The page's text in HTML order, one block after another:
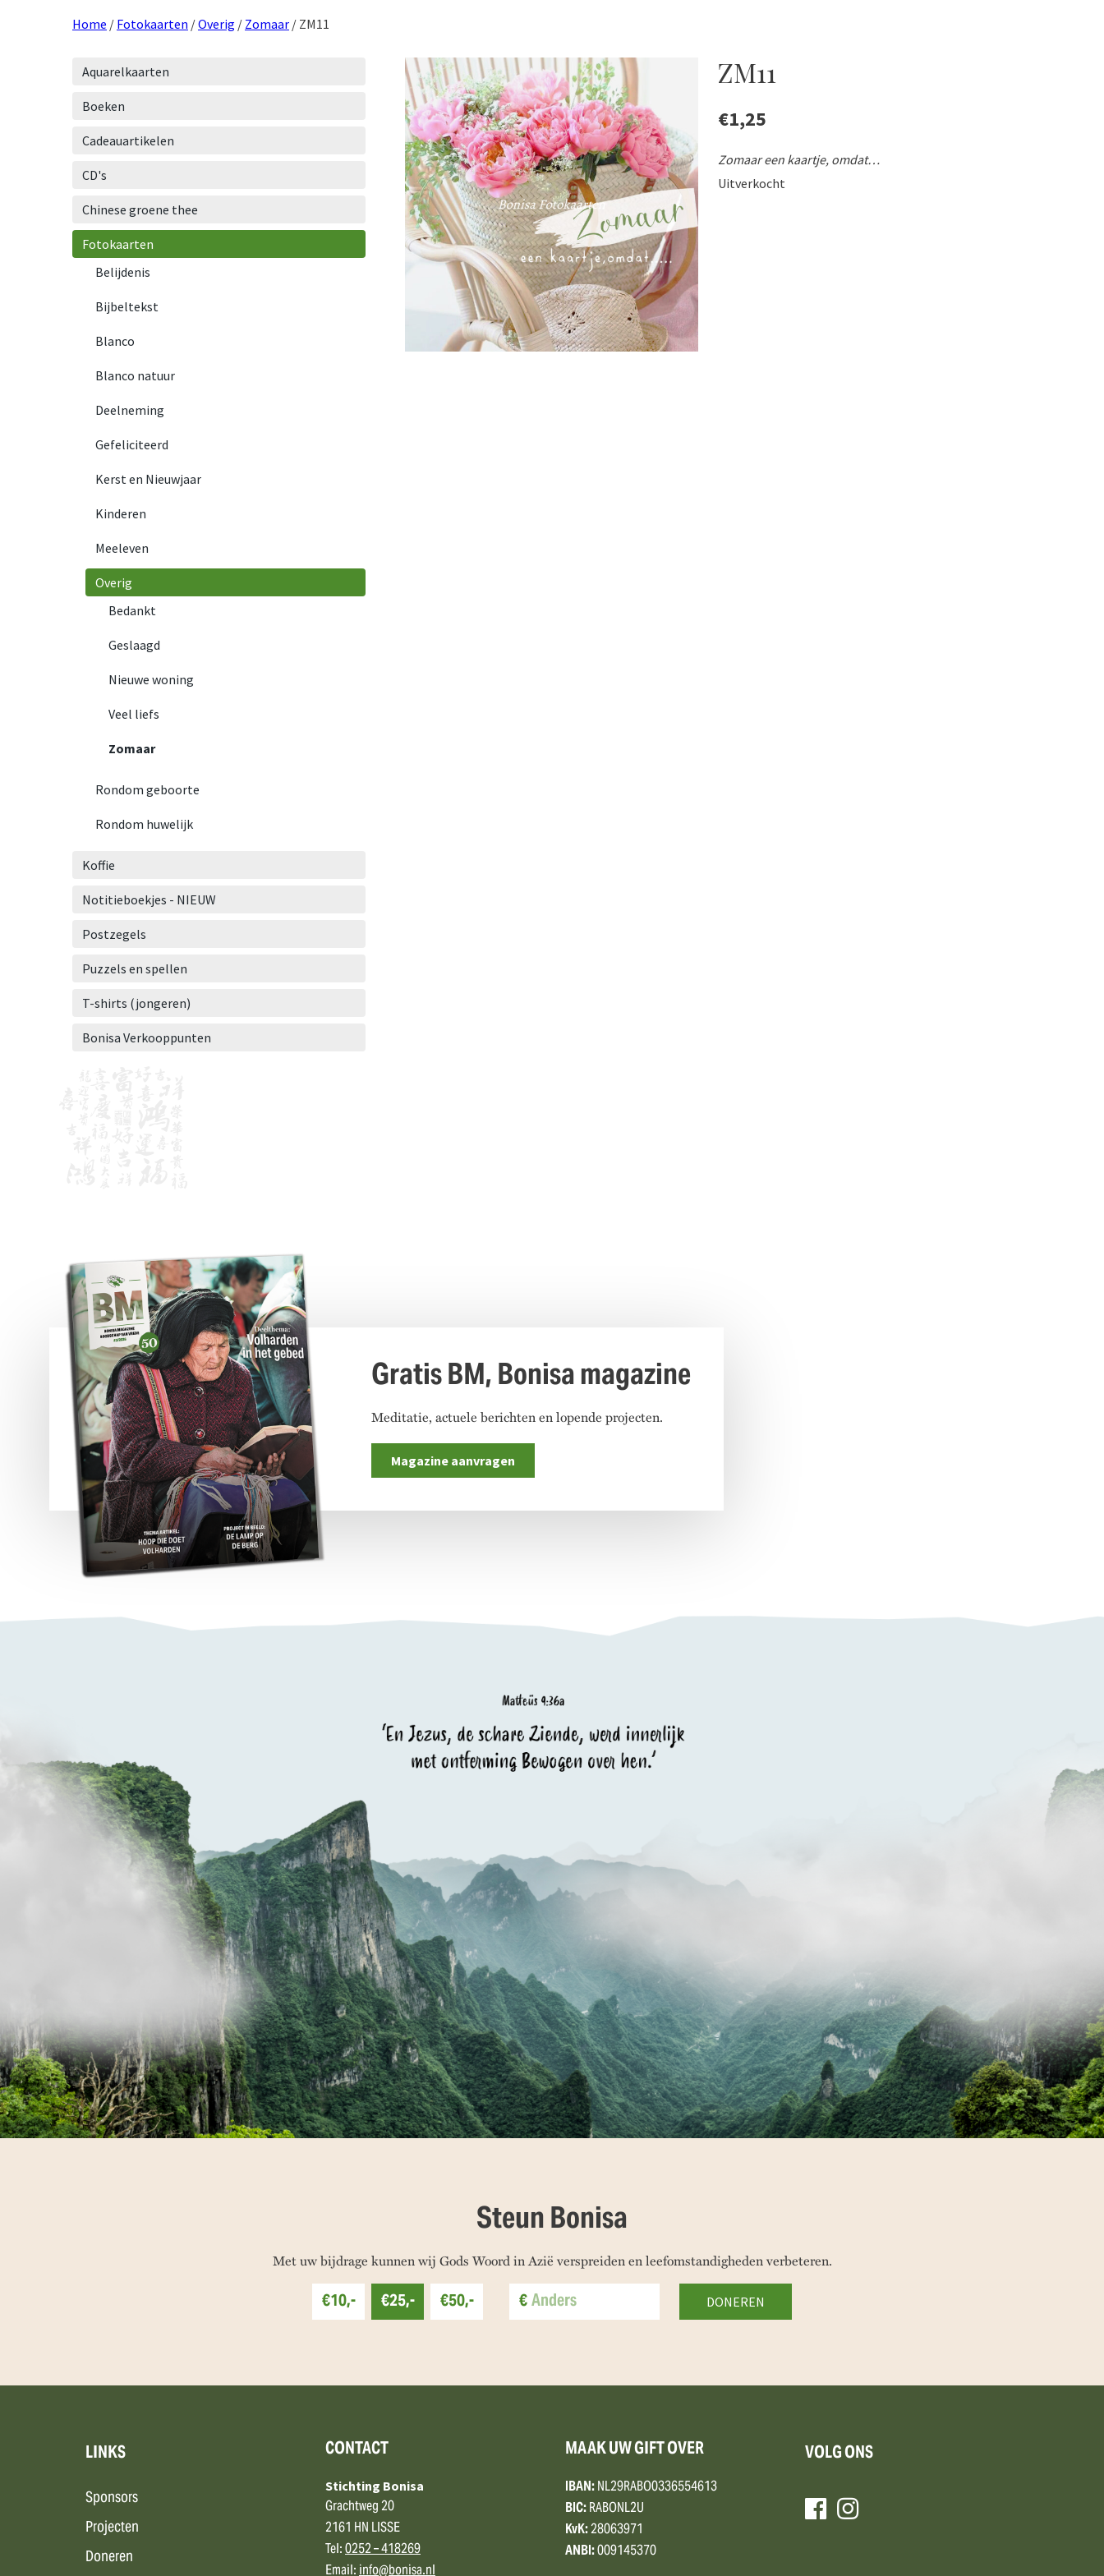
Home / Fotokaarten /Overig / Zomaar / ZM11
Aquarelkaarten
Boeken
Cadeauartikelen
CD's
Chinese groene thee
Fotokaarten
Belijdenis
Bijbeltekst
Blanco
Blanco natuur
Deelneming
Gefeliciteerd
Kerst en Nieuwjaar
Kinderen
Meeleven
Overig
Bedankt
Geslaagd
Nieuwe woning
Veel liefs
Zomaar
Rondom geboorte
Rondom huwelijk
Koffie
Notitieboekjes - NIEUW
Postzegels
Puzzels en spellen
T-shirts (jongeren)
Bonisa Verkooppunten
ZM11
€1,25
Zomaar een kaartje, omdat…
Uitverkocht
Gratis BM, Bonisa magazine
Meditatie, actuele berichten en lopende projecten.
Magazine aanvragen
Steun Bonisa
Met uw bijdrage kunnen wij Gods Woord in Azië verspreiden en leefomstandigheden verbeteren.
€10,- €25,- €50,- €
LINKS
Sponsors
Projecten
Doneren
CONTACT
Stichting Bonisa
Grachtweg 20
2161 HN LISSE
Tel:0252 – 418269
MAAK UW GIFT OVER
IBAN:NL29RABO0336554613
BIC:RABONL2U
KvK:28063971
ANBI:009145370
VOLG ONS